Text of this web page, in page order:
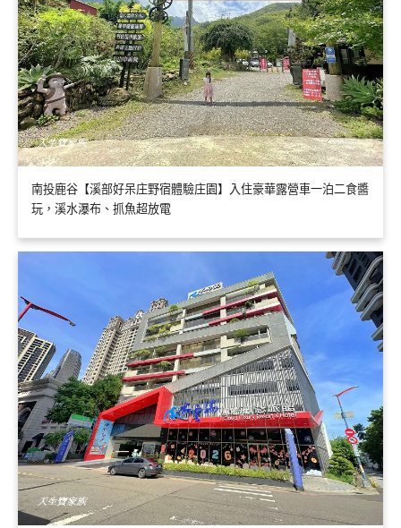
南投鹿谷【溪部好呆庄野宿體驗庄園】入住豪華露營車一泊二食醬
玩，溪水瀑布、抓魚超放電